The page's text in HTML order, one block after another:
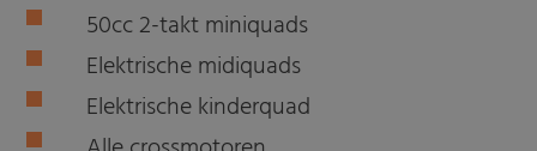
50cc 2-takt miniquads
Elektrische midiquads
Elektrische kinderquad